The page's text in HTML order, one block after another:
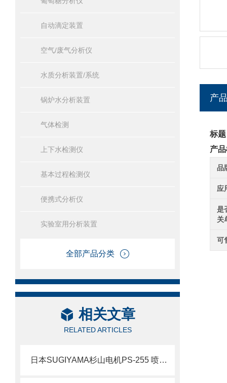
自动滴定装置
空气/废气分析仪
水质分析装置/系统
锅炉水分析装置
气体检测
上下水检测仪
基本过程检测仪
便携式分析仪
实验室用分析装置
全部产品分类
相关文章
RELATED ARTICLES
日本SUGIYAMA杉山电机PS-255 喷雾式涂油装置北崎热卖
产
标
产
品
应
是
关
可